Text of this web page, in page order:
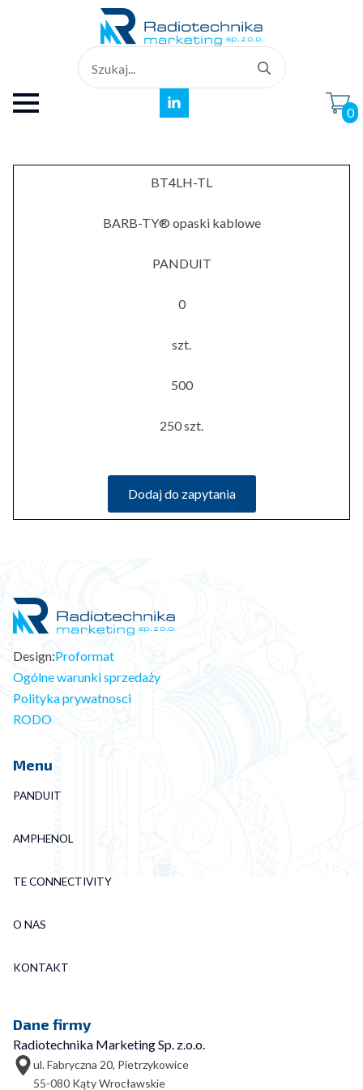
for:
0
BT4LH-TL
BARB-TY® opaski kablowe
PANDUIT
0
szt.
500
250 szt.
Dodaj do zapytania
Design:Proformat
Ogólne warunki sprzedaży
Polityka prywatnosci
RODO
Menu
PANDUIT
AMPHENOL
TE CONNECTIVITY
O NAS
KONTAKT
Dane firmy
Radiotechnika Marketing Sp. z.o.o.
ul. Fabryczna 20, Pietrzykowice
55-080 Kąty Wrocławskie